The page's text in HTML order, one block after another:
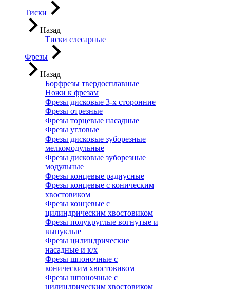
Тиски
Назад
Тиски слесарные
Фрезы
Назад
Борфрезы твердосплавные
Ножи к фрезам
Фрезы дисковые 3-х сторонние
Фрезы отрезные
Фрезы торцевые насадные
Фрезы угловые
Фрезы дисковые зуборезные
мелкомодульные
Фрезы дисковые зуборезные
модульные
Фрезы концевые радиусные
Фрезы концевые с коническим
хвостовиком
Фрезы концевые с
цилиндрическим хвостовиком
Фрезы полукруглые вогнутые и
выпуклые
Фрезы цилиндрические
насадные и к/х
Фрезы шпоночные с
коническим хвостовиком
Фрезы шпоночные с
цилиндрическим хвостовиком